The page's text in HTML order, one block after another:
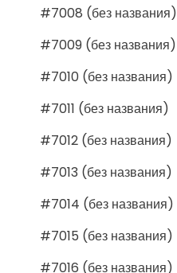
#7008 (без названия)
#7009 (без названия)
#7010 (без названия)
#7011 (без названия)
#7012 (без названия)
#7013 (без названия)
#7014 (без названия)
#7015 (без названия)
#7016 (без названия)